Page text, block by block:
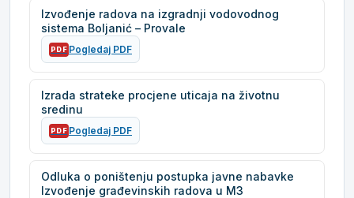
Izvođenje radova na izgradnji vodovodnog
sistema Boljanić – Provale
PDF Pogledaj PDF
Izrada strateke procjene uticaja na životnu
sredinu
PDF Pogledaj PDF
Odluka o poništenju postupka javne nabavke
Izvođenje građevinskih radova u M3